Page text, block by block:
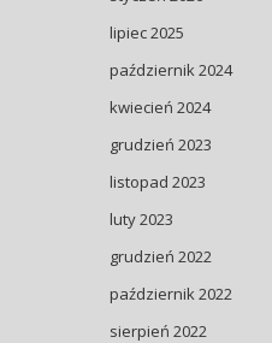
lipiec 2025
październik 2024
kwiecień 2024
grudzień 2023
listopad 2023
luty 2023
grudzień 2022
październik 2022
sierpień 2022